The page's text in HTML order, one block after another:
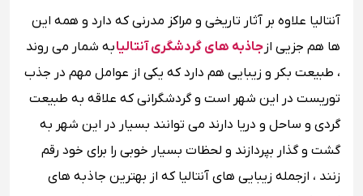
آنتالیا علاوه بر آثار تاریخی و مراکز مدرنی که دارد و همه این
ها هم جزیی از جاذبه های گردشگری آنتالیابه شمار می روند
، طبیعت بکر و زیبایی هم دارد که یکی از عوامل مهم در جذب
توریست در این شهر است و گردشگرانی که علاقه به طبیعت
گردی و ساحل و دریا دارند می توانند بسیار در این شهر به
گشت و گذار بپردازند و لحظات بسیار خوبی را برای خود رقم
زنند ، ازجمله زیبایی های آنتالیا که از بهترین جاذبه های